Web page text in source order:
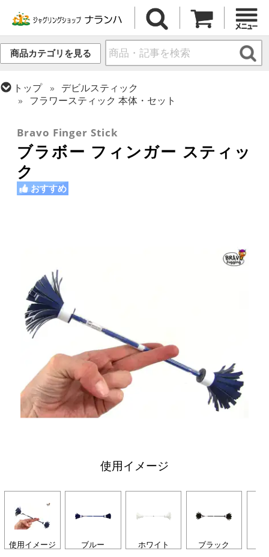
商品カテゴリを見る
トップ
デビルスティック
フラワースティック 本体・セット
Bravo Finger Stick
ブラボー フィンガー スティッ
ク
おすすめ
使用イメージ
使用イメージ ブルー ホワイト ブラック